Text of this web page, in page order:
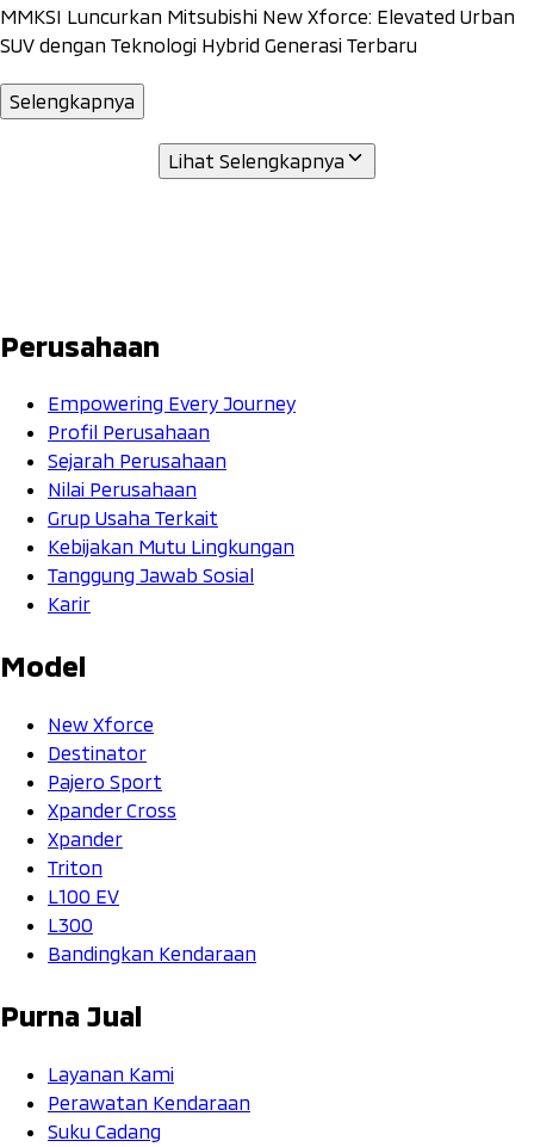
MMKSI Luncurkan Mitsubishi New Xforce: Elevated Urban
SUV dengan Teknologi Hybrid Generasi Terbaru
Selengkapnya
Lihat Selengkapnya
Perusahaan
Empowering Every Journey
Profil Perusahaan
Sejarah Perusahaan
Nilai Perusahaan
Grup Usaha Terkait
Kebijakan Mutu Lingkungan
Tanggung Jawab Sosial
Karir
Model
New Xforce
Destinator
Pajero Sport
Xpander Cross
Xpander
Triton
L100 EV
L300
Bandingkan Kendaraan
Purna Jual
Layanan Kami
Perawatan Kendaraan
Suku Cadang